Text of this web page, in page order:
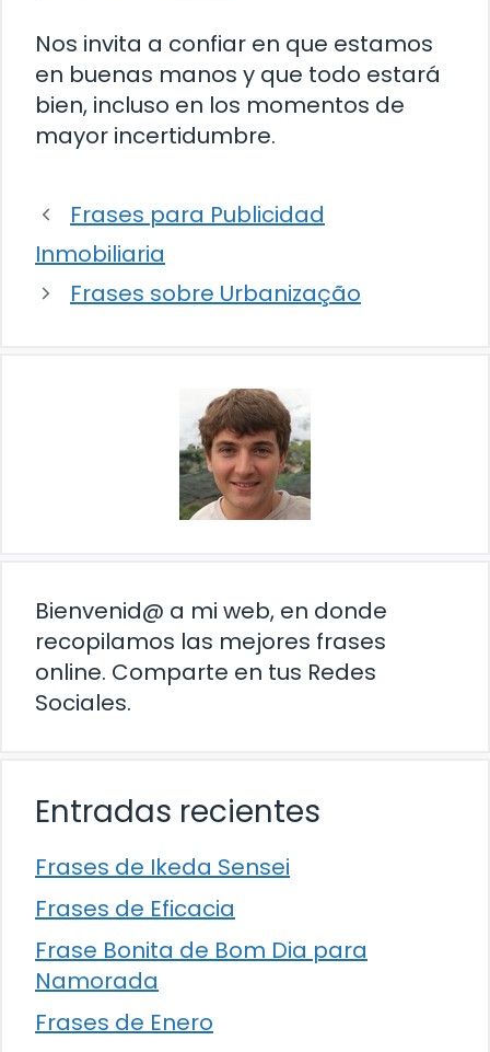
Nos invita a confiar en que estamos
en buenas manos y que todo estará
bien, incluso en los momentos de
mayor incertidumbre.
Frases para Publicidad
Inmobiliaria
Frases sobre Urbanização
Bienvenid@ a mi web, en donde
recopilamos las mejores frases
online. Comparte en tus Redes
Sociales.
Entradas recientes
Frases de Ikeda Sensei
Frases de Eficacia
Frase Bonita de Bom Dia para
Namorada
Frases de Enero